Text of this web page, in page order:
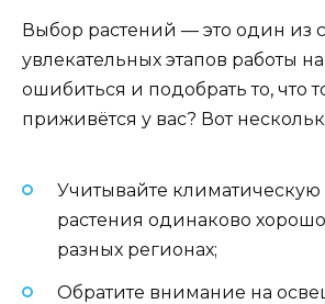
Выбор растений — это один из
увлекательных этапов работы
ошибиться и подобрать то, что
приживётся у вас? Вот
Учитывайте климатическую
растения одинаково хорошо
разных регионах;
Обратите внимание на